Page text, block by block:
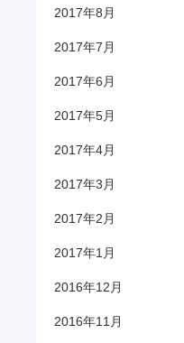
2017年8月
2017年7月
2017年6月
2017年5月
2017年4月
2017年3月
2017年2月
2017年1月
2016年12月
2016年11月